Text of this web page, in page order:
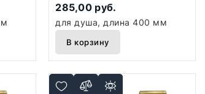
285,00 руб.
для душа, длина 400 мм
В корзину